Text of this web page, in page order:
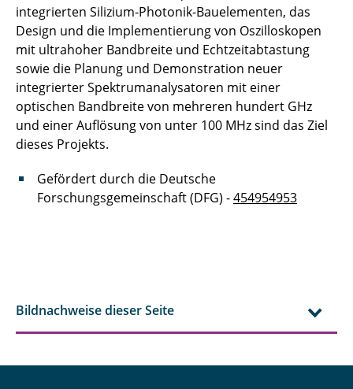
integrierten Silizium-Photonik-Bauelementen, das
Design und die Implementierung von Oszilloskopen
mit ultrahoher Bandbreite und Echtzeitabtastung
sowie die Planung und Demonstration neuer
integrierter Spektrumanalysatoren mit einer
optischen Bandbreite von mehreren hundert GHz
und einer Auflösung von unter 100 MHz sind das Ziel
dieses Projekts.
Gefördert durch die Deutsche
Forschungsgemeinschaft (DFG) -454954953
Bildnachweise dieser Seite